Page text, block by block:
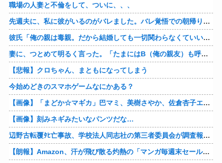
職場の人妻と不倫をして、ついに、、、
先週夫に、私に彼がいるのがバレました。バレ覚悟での朝帰りでしたが・・・ 私は意志を持って彼に抱かれました。その時にはもう結婚生活を終わりにする覚悟が出来ていました。
彼氏「俺の親は毒親。だから結婚しても一切関わらなくていい」私「うん」彼氏「そのかわり俺もお前の親と一切関わらない。結婚の挨拶にも行かない」私「えっ」
妻に、つとめて明るく言った。「たまにはB（俺の親友）も呼んで家で鍋でもしようか。」妻は箸を持つ手をブルブル震わせながら「何でBさんなの？」と。お前の浮気相手だからだよ！！
【悲報】クロちゃん、まともになってしまう
今始めどきのスマホゲームなにかある？
【画像】「まどか☆マギカ」巴マミ、美樹さやか、佐倉杏子エロすぎ放課後えんこーハメ撮りどぴゅどぴゅエチエチが最高すぎる❣
【画像】刻みネギみたいなパンツだな…
辺野古転覆ﾀﾋ亡事故、学校法人同志社の第三者委員会が調査報告書を公表 … 安全配慮義務違反や安全管理に関する検証を妨げた組織風土の存在を指摘
【朗報】Amazon、汗が飛び散る灼熱の「マンガ毎週末セール（50%還元）」を開催！他